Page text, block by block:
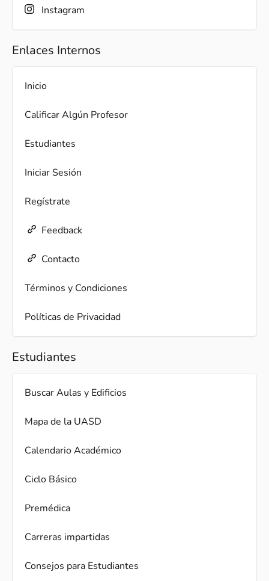
Instagram
Enlaces Internos
Inicio
Calificar Algún Profesor
Estudiantes
Iniciar Sesión
Regístrate
Feedback
Contacto
Términos y Condiciones
Políticas de Privacidad
Estudiantes
Buscar Aulas y Edificios
Mapa de la UASD
Calendario Académico
Ciclo Básico
Premédica
Carreras impartidas
Consejos para Estudiantes